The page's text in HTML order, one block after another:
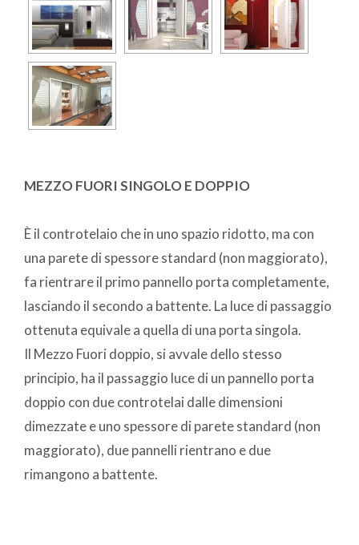
MEZZO FUORI SINGOLO E DOPPIO
È il controtelaio che in uno spazio ridotto, ma con
una parete di spessore standard (non maggiorato),
fa rientrare il primo pannello porta completamente,
lasciando il secondo a battente. La luce di passaggio
ottenuta equivale a quella di una porta singola.
Il Mezzo Fuori doppio, si avvale dello stesso
principio, ha il passaggio luce di un pannello porta
doppio con due controtelai dalle dimensioni
dimezzate e uno spessore di parete standard (non
maggiorato), due pannelli rientrano e due
rimangono a battente.